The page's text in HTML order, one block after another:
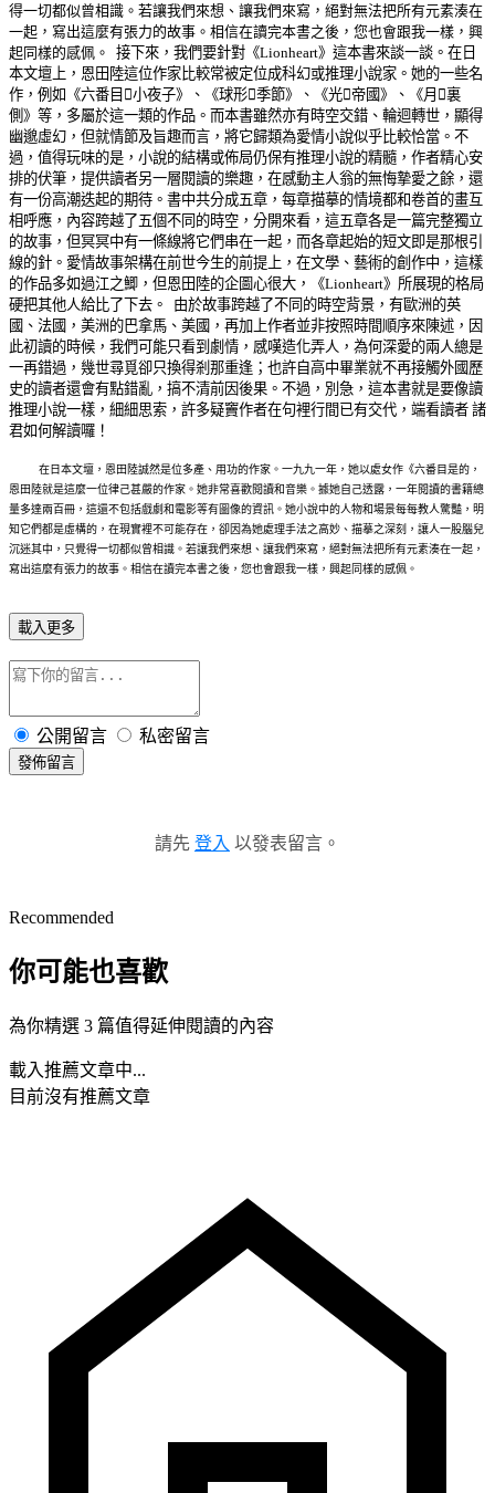
得一切都似曾相識。若讓我們來想、讓我們來寫，絕對無法把所有元素湊在
一起，寫出這麼有張力的故事。相信在讀完本書之後，您也會跟我一樣，興
起同樣的感佩。 接下來，我們要針對《Lionheart》這本書來談一談。在日
本文壇上，恩田陸這位作家比較常被定位成科幻或推理小說家。她的一些名
作，例如《六番目 小夜子》、《球形季節》、《光 帝國》、《月 裏
側》等，多屬於這一類的作品。而本書雖然亦有時空交錯、輪迴轉世，顯得
幽邈虛幻，但就情節及旨趣而言，將它歸類為愛情小說似乎比較恰當。不
過，值得玩味的是，小說的結構或佈局仍保有推理小說的精髓，作者精心安
排的伏筆，提供讀者另一層閱讀的樂趣，在感動主人翁的無悔摯愛之餘，還
有一份高潮迭起的期待。書中共分成五章，每章描摹的情境都和卷首的畫互
相呼應，內容跨越了五個不同的時空，分開來看，這五章各是一篇完整獨立
的故事，但冥冥中有一條線將它們串在一起，而各章起始的短文即是那根引
線的針。愛情故事架構在前世今生的前提上，在文學、藝術的創作中，這樣
的作品多如過江之鯽，但恩田陸的企圖心很大，《Lionheart》所展現的格局
硬把其他人給比了下去。
由於故事跨越了不同的時空背景，有歐洲的英
國、法國，美洲的巴拿馬、美國，再加上作者並非按照時間順序來陳述，因
此初讀的時候，我們可能只看到劇情，感嘆造化弄人，為何深愛的兩人總是
一再錯過，幾世尋覓卻只換得剎那重逢；也許自高中畢業就不再接觸外國歷
史的讀者還會有點錯亂，搞不清前因後果。不過，別急，這本書就是要像讀
推理小說一樣，細細思索，許多疑竇作者在句裡行間已有交代，端看讀者 諸
君如何解讀囉！
在日本文壇，恩田陸誠然是位多產、用功的作家。一九九一年，她以處女作《六番目是的，
恩田陸就是這麼一位律己甚嚴的作家。她非常喜歡閱讀和音樂。據她自己透露，一年閱讀的書籍總
量多達兩百冊，這還不包括戲劇和電影等有圖像的資訊。她小說中的人物和場景每每教人驚豔，明
知它們都是虛構的，在現實裡不可能存在，卻因為她處理手法之高妙、描摹之深刻，讓人一股腦兒
沉迷其中，只覺得一切都似曾相識。若讓我們來想、讓我們來寫，絕對無法把所有元素湊在一起，
寫出這麼有張力的故事。相信在讀完本書之後，您也會跟我一樣，興起同樣的感佩。
載入更多
公開留言 私密留言
發佈留言
請先 登入 以發表留言。
Recommended
你可能也喜歡
為你精選 3 篇值得延伸閱讀的內容
載入推薦文章中...
目前沒有推薦文章